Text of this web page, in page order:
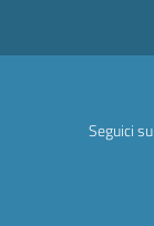
Seguici su